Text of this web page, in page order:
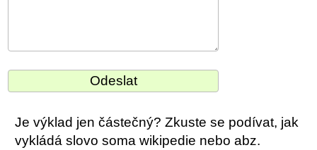
Je výklad jen částečný? Zkuste se podívat, jak
vykládá slovo soma wikipedie nebo abz.